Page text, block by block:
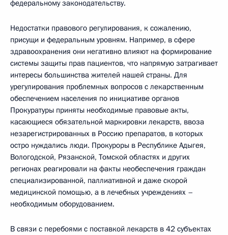
федеральному законодательству.
Недостатки правового регулирования, к сожалению,
присущи и федеральным уровням. Например, в сфере
здравоохранения они негативно влияют на формирование
системы защиты прав пациентов, что напрямую затрагивает
интересы большинства жителей нашей страны. Для
урегулирования проблемных вопросов с лекарственным
обеспечением населения по инициативе органов
Прокуратуры приняты необходимые правовые акты,
касающиеся обязательной маркировки лекарств, ввоза
незарегистрированных в Россию препаратов, в которых
остро нуждались люди. Прокуроры в Республике Адыгея,
Вологодской, Рязанской, Томской областях и других
регионах реагировали на факты необеспечения граждан
специализированной, паллиативной и даже скорой
медицинской помощью, а в лечебных учреждениях –
необходимым оборудованием.
В связи с перебоями с поставкой лекарств в 42 субъектах